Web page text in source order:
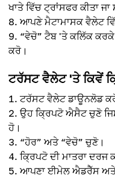
ਖਾਤੇ ਵਿੱਚ ਟ੍ਰਾਂਸਫਰ ਕੀਤਾ ਜਾ
ਆਪਣੇ ਮੈਟਾਮਾਸਕ ਵੈਲੇਟ
“ਵੇਚੋ” ਟੈਬ 'ਤੇ ਕਲਿੱਕ
ਕਰੋ।
ਟਰੱਸਟ ਵੈਲੇਟ 'ਤੇ ਕਿਵੇਂ
ਟਰੱਸਟ ਵੈਲੇਟ ਡਾਊਨਲੋਡ
ਉਹ ਕ੍ਰਿਪਟੋ ਐਸੈਟ ਚੁਣੋ
ਹੋ।
“ਹੋਰ” ਅਤੇ “ਵੇਚੋ” ਚੁਣੋ।
ਕ੍ਰਿਪਟੋ ਦੀ ਮਾਤਰਾ ਦਰਜ
ਆਪਣਾ ਈਮੇਲ ਐਡਰੈੱਸ ਅਤੇ